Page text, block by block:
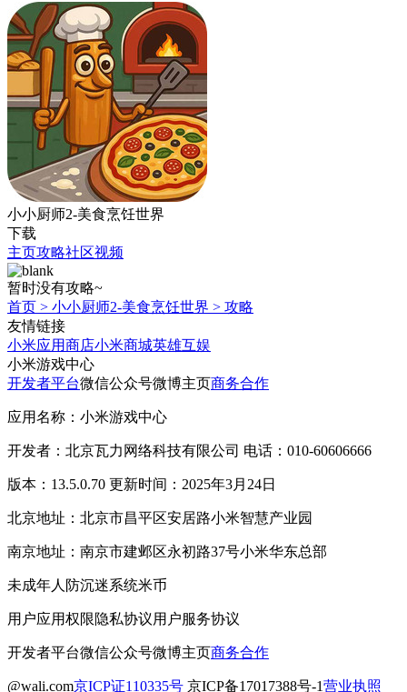
小小厨师2-美食烹饪世界
下载
主页攻略社区视频
暂时没有攻略~
首页 > 小小厨师2-美食烹饪世界 > 攻略
友情链接
小米应用商店小米商城英雄互娱
小米游戏中心
开发者平台微信公众号微博主页商务合作
应用名称：小米游戏中心
开发者：北京瓦力网络科技有限公司 电话：010-60606666
版本：13.5.0.70 更新时间：2025年3月24日
北京地址：北京市昌平区安居路小米智慧产业园
南京地址：南京市建邺区永初路37号小米华东总部
未成年人防沉迷系统米币
用户应用权限隐私协议用户服务协议
开发者平台微信公众号微博主页商务合作
@wali.com京ICP证110335号 京ICP备17017388号-1营业执照